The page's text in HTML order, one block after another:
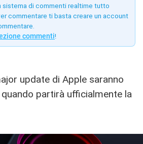
sistema di commenti realtime tutto
commentare ti basta creare un account
commenti!
update di Apple saranno
partirà ufficialmente la